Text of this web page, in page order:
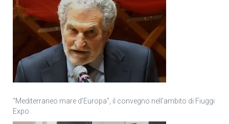
“Mediterraneo mare d’Europa”, il convegno nell’ambito di Fiuggi
Expo